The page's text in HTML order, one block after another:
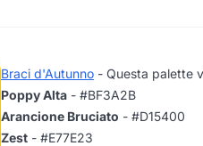
Braci d'Autunno - Questa palette
Poppy Alta - #BF3A2B
Arancione Bruciato - #D15400
Zest - #E77E23